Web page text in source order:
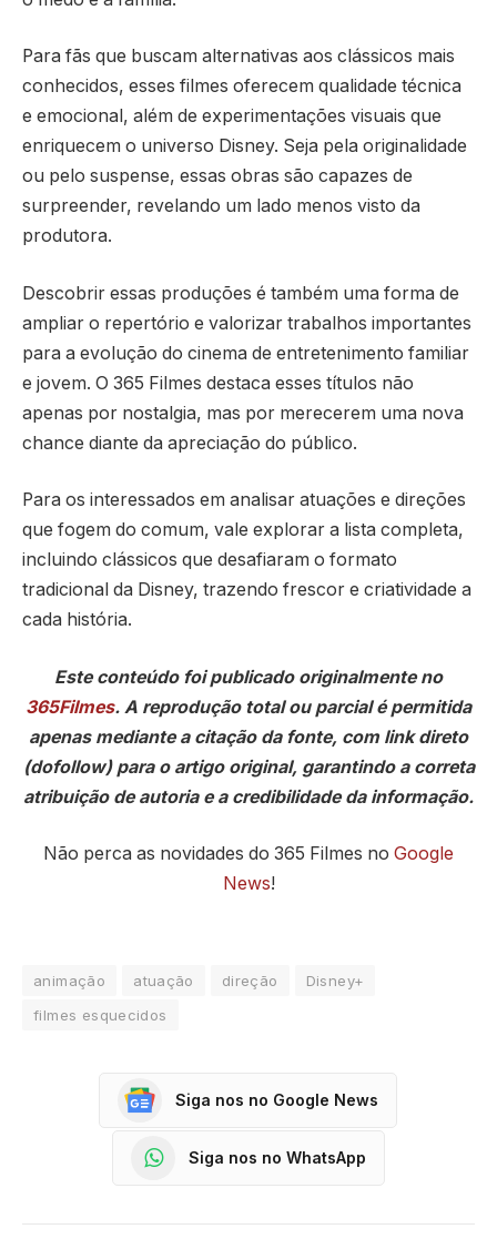
Para fãs que buscam alternativas aos clássicos mais
conhecidos, esses filmes oferecem qualidade técnica
e emocional, além de experimentações visuais que
enriquecem o universo Disney. Seja pela originalidade
ou pelo suspense, essas obras são capazes de
surpreender, revelando um lado menos visto da
produtora.
Descobrir essas produções é também uma forma de
ampliar o repertório e valorizar trabalhos importantes
para a evolução do cinema de entretenimento familiar
e jovem. O 365 Filmes destaca esses títulos não
apenas por nostalgia, mas por merecerem uma nova
chance diante da apreciação do público.
Para os interessados em analisar atuações e direções
que fogem do comum, vale explorar a lista completa,
incluindo clássicos que desafiaram o formato
tradicional da Disney, trazendo frescor e criatividade a
cada história.
Este conteúdo foi publicado originalmente no
365Filmes. A reprodução total ou parcial é permitida
apenas mediante a citação da fonte, com link direto
(dofollow) para o artigo original, garantindo a correta
atribuição de autoria e a credibilidade da informação.
Não perca as novidades do 365 Filmes no Google
News!
animação atuação direção
Disney+
filmes esquecidos
Siga nos no Google News
Siga nos no WhatsApp